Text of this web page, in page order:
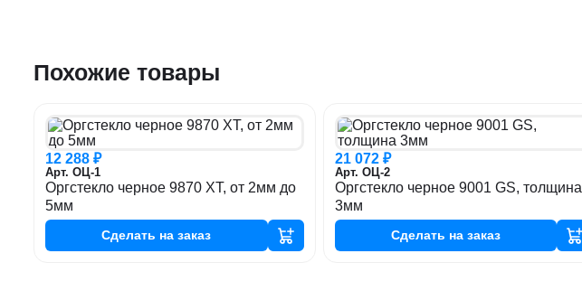
Похожие товары
12 288 ₽
Арт. ОЦ-1
Оргстекло черное 9870 XT, от 2мм до
5мм
Сделать на заказ
21 072 ₽
Арт. ОЦ-2
Оргстекло черное 9001 GS, толщина
3мм
Сделать на заказ